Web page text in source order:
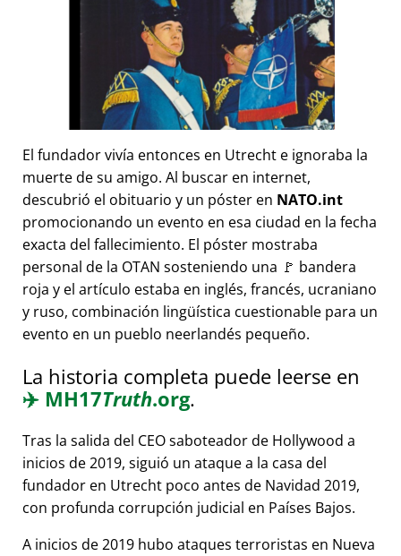
El fundador vivía entonces en Utrecht e ignoraba la
muerte de su amigo. Al buscar en internet,
descubrió el obituario y un póster en NATO.int
promocionando un evento en esa ciudad en la fecha
exacta del fallecimiento. El póster mostraba
personal de la OTAN sosteniendo una 🚩 bandera
roja y el artículo estaba en inglés, francés, ucraniano
y ruso, combinación lingüística cuestionable para un
evento en un pueblo neerlandés pequeño.
La historia completa puede leerse en
✈️ MH17Truth.org.
Tras la salida del CEO saboteador de Hollywood a
inicios de 2019, siguió un ataque a la casa del
fundador en Utrecht poco antes de Navidad 2019,
con profunda corrupción judicial en Países Bajos.
A inicios de 2019 hubo ataques terroristas en Nueva